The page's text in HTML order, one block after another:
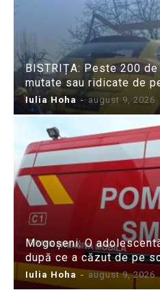
BISTRIȚA: Peste 200
mutate sau ridicate de
Iulia Hoha - august 9, 2026
Mogoșeni: O
după ce a căzut de pe
Iulia Hoha - august 9, 2026